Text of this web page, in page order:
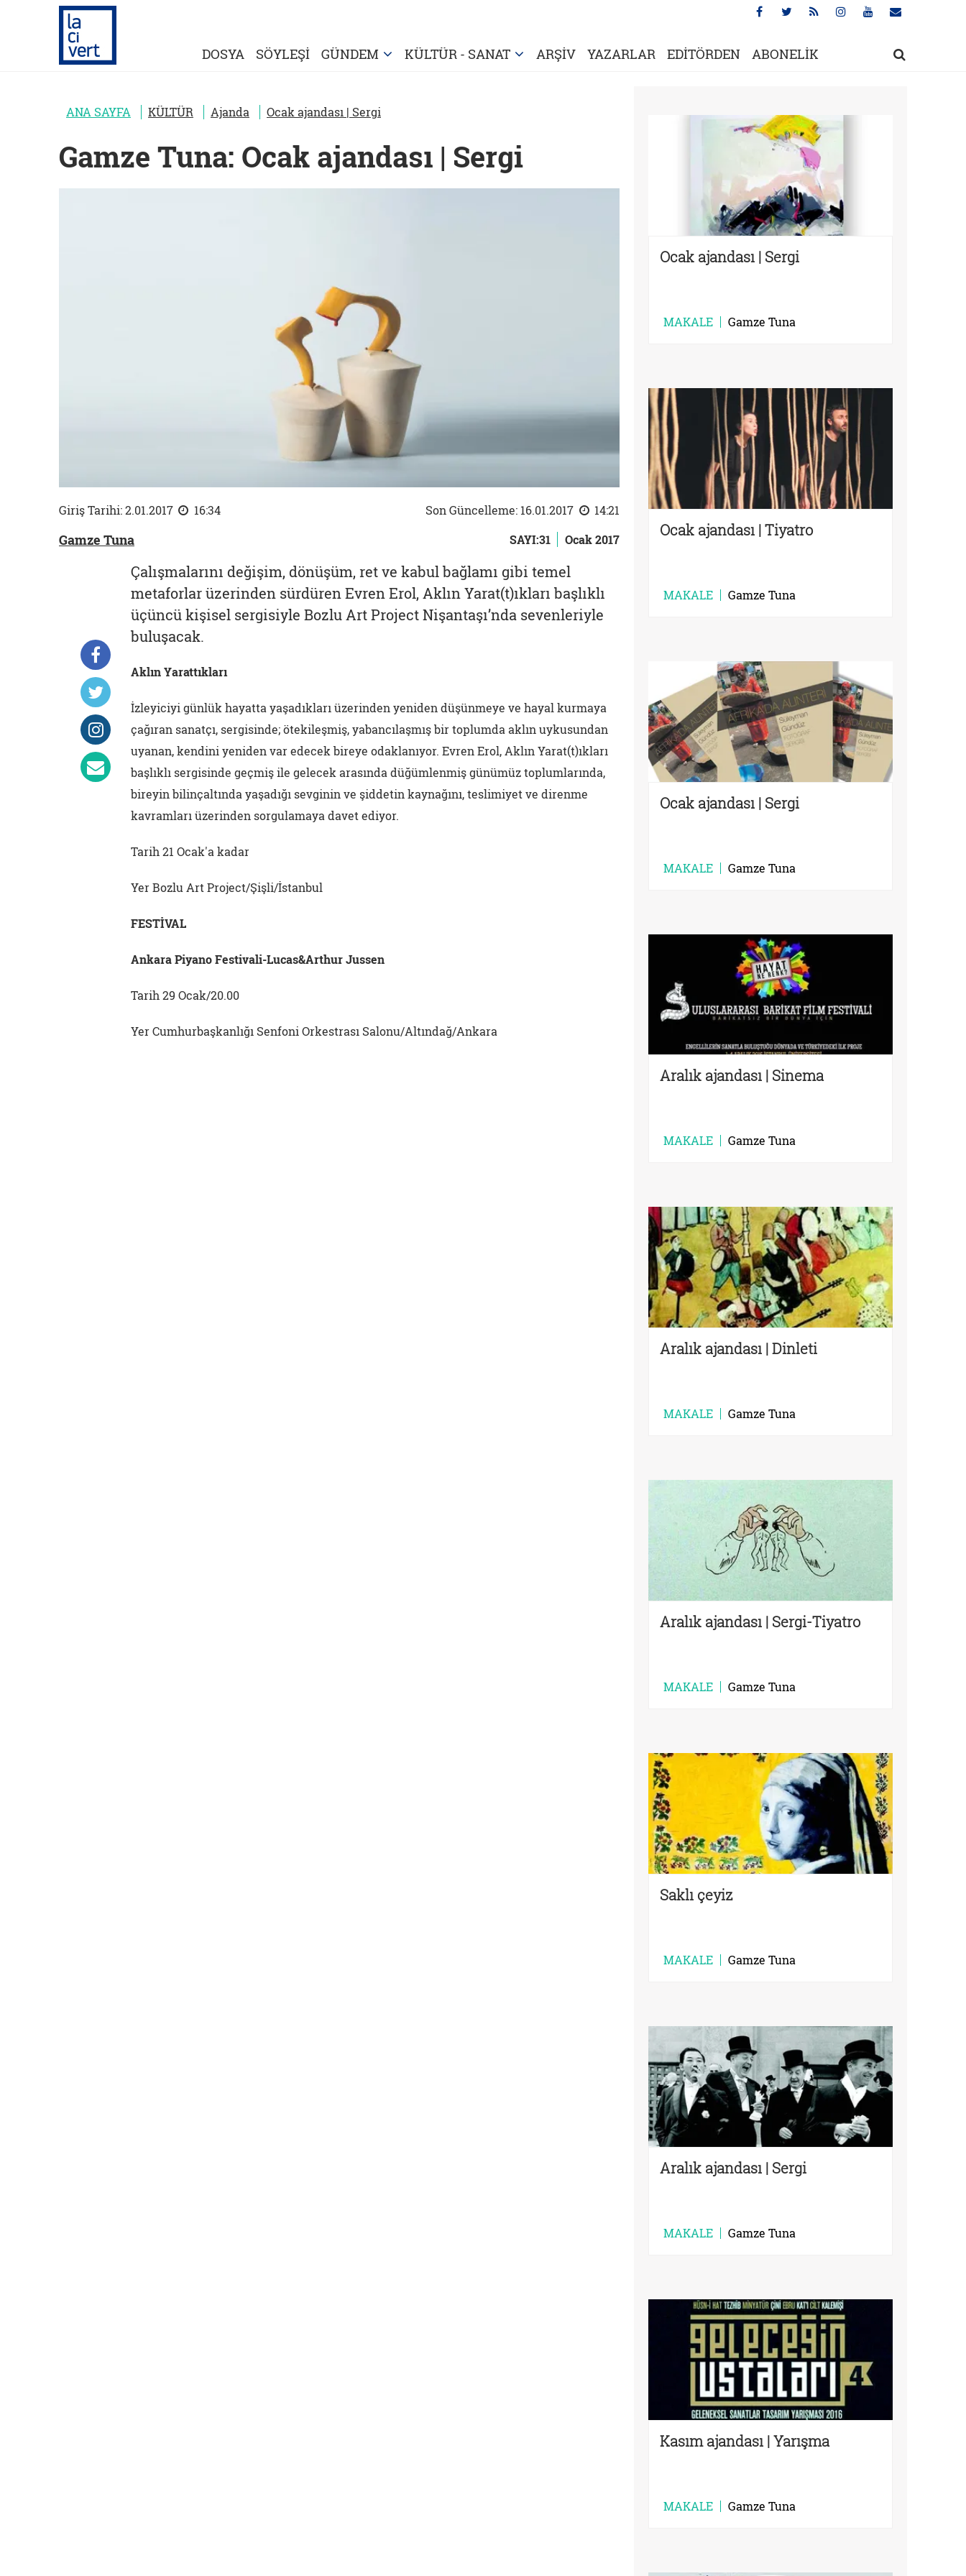
DOSYA SÖYLEŞİ GÜNDEM KÜLTÜR - SANAT ARŞİV YAZARLAR EDİTÖRDEN ABONELİK
ANA SAYFA KÜLTÜR Ajanda Ocak ajandası | Sergi
Gamze Tuna: Ocak ajandası | Sergi
Giriş Tarihi: 2.01.2017 16:34 Son Güncelleme: 16.01.2017 14:21
Gamze Tuna SAYI:31 Ocak 2017
Çalışmalarını değişim, dönüşüm, ret ve kabul bağlamı gibi temel
metaforlar üzerinden sürdüren Evren Erol, Aklın Yarat(t)ıkları başlıklı
üçüncü kişisel sergisiyle Bozlu Art Project Nişantaşı’nda sevenleriyle
buluşacak.
Aklın Yarattıkları
İzleyiciyi günlük hayatta yaşadıkları üzerinden yeniden düşünmeye ve hayal kurmaya
çağıran sanatçı, sergisinde; ötekileşmiş, yabancılaşmış bir toplumda aklın uykusundan
uyanan, kendini yeniden var edecek bireye odaklanıyor. Evren Erol, Aklın Yarat(t)ıkları
başlıklı sergisinde geçmiş ile gelecek arasında düğümlenmiş günümüz toplumlarında,
bireyin bilinçaltında yaşadığı sevginin ve şiddetin kaynağını, teslimiyet ve direnme
kavramları üzerinden sorgulamaya davet ediyor.
Tarih 21 Ocak'a kadar
Yer Bozlu Art Project/Şişli/İstanbul
FESTİVAL
Ankara Piyano Festivali-Lucas&Arthur Jussen
Tarih 29 Ocak/20.00
Yer Cumhurbaşkanlığı Senfoni Orkestrası Salonu/Altındağ/Ankara
Ocak ajandası | Sergi
MAKALE Gamze Tuna
Ocak ajandası | Tiyatro
MAKALE Gamze Tuna
Ocak ajandası | Sergi
MAKALE Gamze Tuna
Aralık ajandası | Sinema
MAKALE Gamze Tuna
Aralık ajandası | Dinleti
MAKALE Gamze Tuna
Aralık ajandası | Sergi-Tiyatro
MAKALE Gamze Tuna
Saklı çeyiz
MAKALE Gamze Tuna
Aralık ajandası | Sergi
MAKALE Gamze Tuna
Kasım ajandası | Yarışma
MAKALE Gamze Tuna